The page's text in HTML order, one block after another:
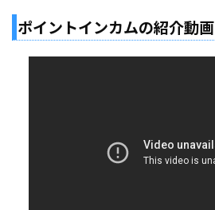
ポイントインカムの紹介動画